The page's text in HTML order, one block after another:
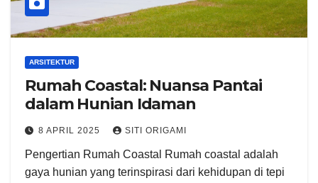
ARSITEKTUR
Rumah Coastal: Nuansa Pantai
dalam Hunian Idaman
8 APRIL 2025 SITI ORIGAMI
Pengertian Rumah Coastal Rumah coastal adalah
gaya hunian yang terinspirasi dari kehidupan di tepi